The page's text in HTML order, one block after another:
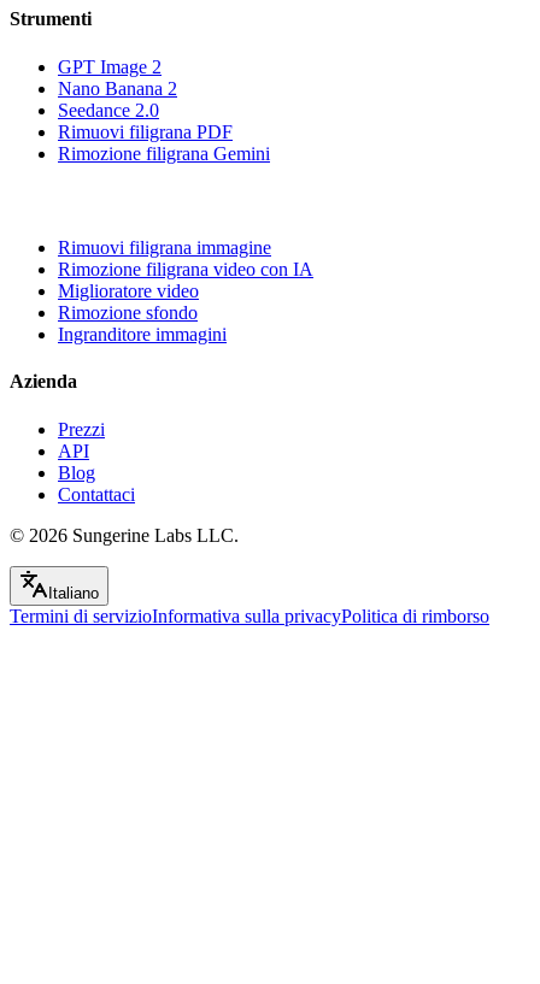
Strumenti
GPT Image 2
Nano Banana 2
Seedance 2.0
Rimuovi filigrana PDF
Rimozione filigrana Gemini
Rimuovi filigrana immagine
Rimozione filigrana video con IA
Miglioratore video
Rimozione sfondo
Ingranditore immagini
Azienda
Prezzi
API
Blog
Contattaci
© 2026 Sungerine Labs LLC.
Italiano
Termini di servizioInformativa sulla privacyPolitica di rimborso